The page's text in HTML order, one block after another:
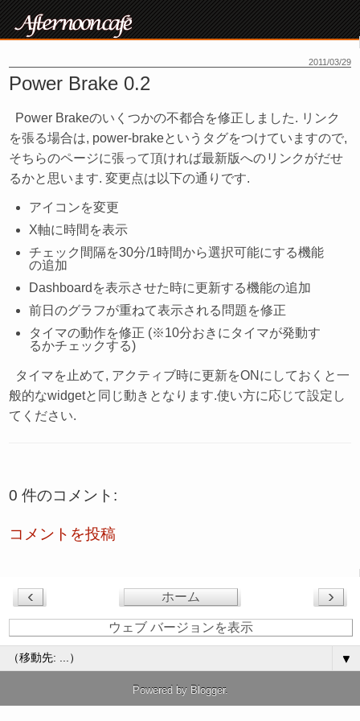
2011/03/29
Power Brake 0.2
Power Brakeのいくつかの不都合を修正しました. リンク
を張る場合は, power-brakeというタグをつけていますので,
そちらのページに張って頂ければ最新版へのリンクがだせ
るかと思います. 変更点は以下の通りです.
アイコンを変更
X軸に時間を表示
チェック間隔を30分/1時間から選択可能にする機能
の追加
Dashboardを表示させた時に更新する機能の追加
前日のグラフが重ねて表示される問題を修正
タイマの動作を修正 (※10分おきにタイマが発動す
るかチェックする)
タイマを止めて, アクティブ時に更新をONにしておくと一
般的なwidgetと同じ動きとなります.使い方に応じて設定し
てください.
0 件のコメント:
コメントを投稿
‹ ›
ホーム
ウェブ バージョンを表示
▼
Powered by Blogger.